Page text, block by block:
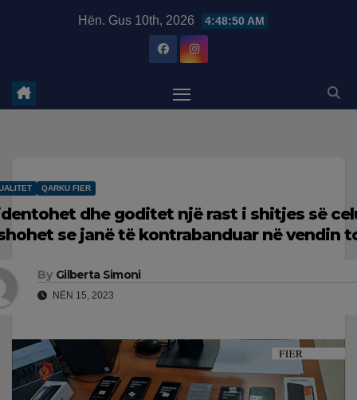
Hën. Gus 10th, 2026 4:48:51 AM
QARKU FIER
dhe goditet një rast i shitjes së
se janë të kontrabanduar në vendin
By Gilberta Simoni
NËN 15, 2023